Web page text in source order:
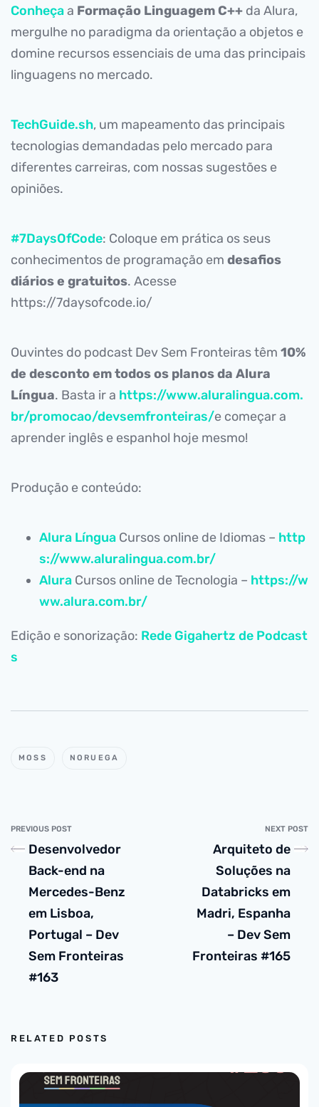
Conheçaa Formação Linguagem C++ da Alura,
mergulhe no paradigma da orientação a objetos e
domine recursos essenciais de uma das principais
linguagens no mercado.
TechGuide.sh, um mapeamento das principais
tecnologias demandadas pelo mercado para
diferentes carreiras, com nossas sugestões e
opiniões.
#7DaysOfCode: Coloque em prática os seus
conhecimentos de programação em desafios
diários e gratuitos. Acesse
https://7daysofcode.io/
Ouvintes do podcast Dev Sem Fronteiras têm 10%
de desconto em todos os planos da Alura
Língua. Basta ir a https://www.aluralingua.com.
br/promocao/devsemfronteiras/e começar a
aprender inglês e espanhol hoje mesmo!
Produção e conteúdo:
Alura Língua Cursos online de Idiomas – http
s://www.aluralingua.com.br/
Alura Cursos online de Tecnologia – https://w
ww.alura.com.br/
Edição e sonorização: Rede Gigahertz de Podcast
s
MOSS NORUEGA
PREVIOUS POST
Desenvolvedor
Back-end na
Mercedes-Benz
em Lisboa,
Portugal – Dev
Sem Fronteiras
#163
NEXT POST
Arquiteto de
Soluções na
Databricks em
Madri, Espanha
– Dev Sem
Fronteiras #165
RELATED POSTS